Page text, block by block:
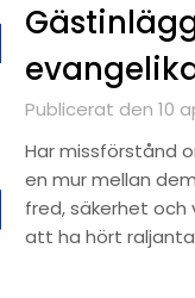
Publicerat den 10
Har missförstånd
en mur mellan
fred, säkerhet
att ha hört